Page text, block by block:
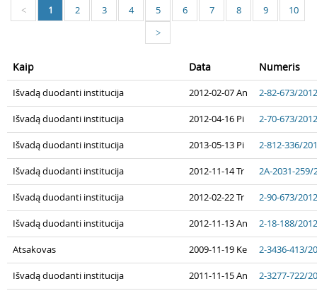
< 1 2 3 4 5 6 7 8 9 10
>
Kaip Data Numeris
Išvadą duodanti institucija 2012-02-07 An 2-82-673/2012
Išvadą duodanti institucija 2012-04-16 Pi 2-70-673/2012
Išvadą duodanti institucija 2013-05-13 Pi 2-812-336/
Išvadą duodanti institucija 2012-11-14 Tr 2A-2031-259/
Išvadą duodanti institucija 2012-02-22 Tr 2-90-673/2012
Išvadą duodanti institucija 2012-11-13 An 2-18-188/2012
Atsakovas 2009-11-19 Ke 2-3436-413/
Išvadą duodanti institucija 2011-11-15 An 2-3277-722/